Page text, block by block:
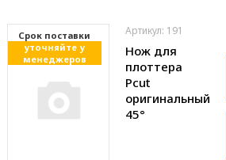
Cрок поставки
уточняйте у
менеджеров
Артикул: 191
Нож для
плоттера
Pcut
оригинальный
45°